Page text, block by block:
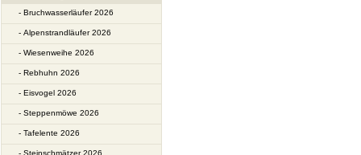
- Bruchwasserläufer 2026
- Alpenstrandläufer 2026
- Wiesenweihe 2026
- Rebhuhn 2026
- Eisvogel 2026
- Steppenmöwe 2026
- Tafelente 2026
- Steinschmätzer 2026